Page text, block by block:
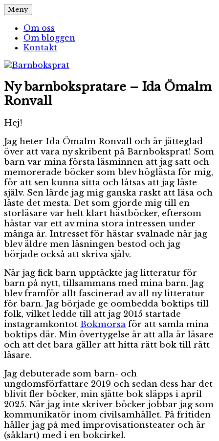
Hoppa
till
innehåll
Barnboksprat
– en blogg om barnböcker
Meny
Om oss
Om bloggen
Kontakt
Ny barnbokspratare – Ida Ömalm
Ronvall
Hej!
Jag heter Ida Ömalm Ronvall och är jätteglad
över att vara ny skribent på Barnboksprat! Som
barn var mina första läsminnen att jag satt och
memorerade böcker som blev höglästa för mig,
för att sen kunna sitta och låtsas att jag läste
själv. Sen lärde jag mig ganska raskt att läsa och
läste det mesta. Det som gjorde mig till en
storläsare var helt klart hästböcker, eftersom
hästar var ett av mina stora intressen under
många år. Intresset för hästar svalnade när jag
blev äldre men läsningen bestod och jag
började också att skriva själv.
När jag fick barn upptäckte jag litteratur för
barn på nytt, tillsammans med mina barn. Jag
blev framför allt fascinerad av all ny litteratur
för barn. Jag började ge oombedda boktips till
folk, vilket ledde till att jag 2015 startade
instagramkontot Bokmorsa för att samla mina
boktips där. Min övertygelse är att alla är läsare
och att det bara gäller att hitta rätt bok till rätt
läsare.
Jag debuterade som barn- och
ungdomsförfattare 2019 och sedan dess har det
blivit fler böcker, min sjätte bok släpps i april
2025. När jag inte skriver böcker jobbar jag som
kommunikatör inom civilsamhället. På fritiden
håller jag på med improvisationsteater och är
(såklart) med i en bokcirkel.